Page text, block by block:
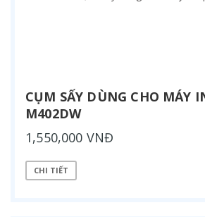
CỤM SẤY DÙNG CHO MÁY
M402DW
1,550,000 VNĐ
CHI TIẾT